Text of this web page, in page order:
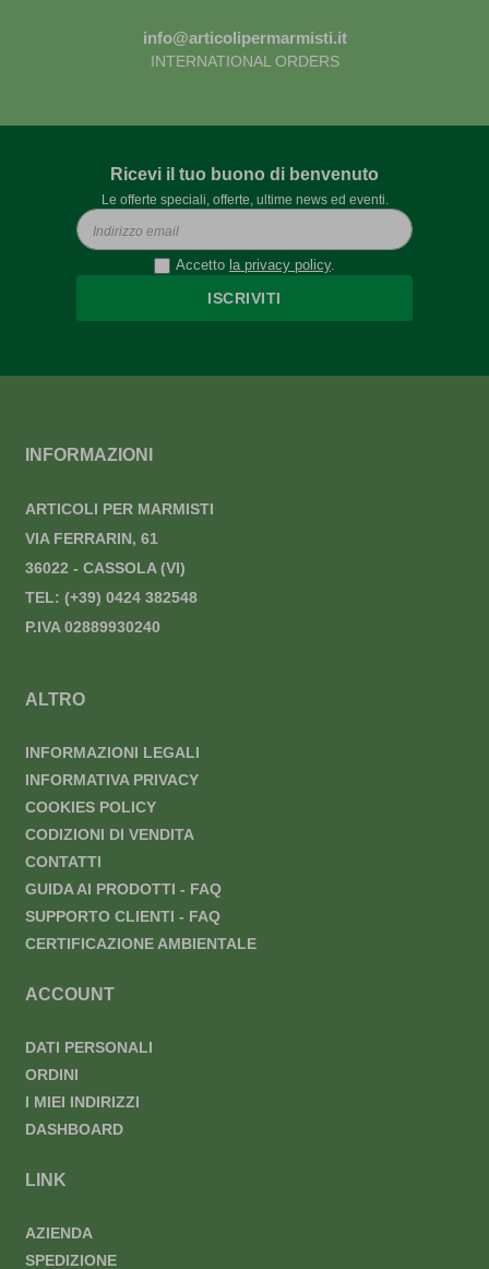
info@articolipermarmisti.it
INTERNATIONAL ORDERS
Ricevi il tuo buono di benvenuto
Le offerte speciali, offerte, ultime news ed eventi.
Accetto la privacy policy.
ISCRIVITI
INFORMAZIONI
ARTICOLI PER MARMISTI
VIA FERRARIN, 61
36022 - CASSOLA (VI)
TEL: (+39) 0424 382548
P.IVA 02889930240
ALTRO
INFORMAZIONI LEGALI
INFORMATIVA PRIVACY
COOKIES POLICY
CODIZIONI DI VENDITA
CONTATTI
GUIDA AI PRODOTTI - FAQ
SUPPORTO CLIENTI - FAQ
CERTIFICAZIONE AMBIENTALE
ACCOUNT
DATI PERSONALI
ORDINI
I MIEI INDIRIZZI
DASHBOARD
LINK
AZIENDA
SPEDIZIONE